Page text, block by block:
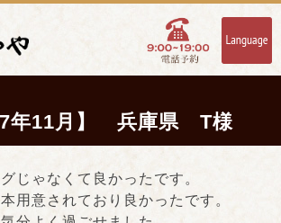
年11月】 兵庫県 T様
じゃなくて良かったです。
用意されており良かったです。